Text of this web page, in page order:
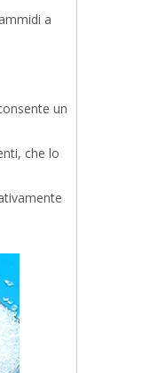
a
un
che lo